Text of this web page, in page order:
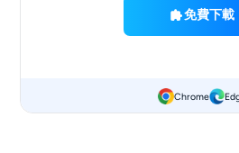
免費下載
Chrome